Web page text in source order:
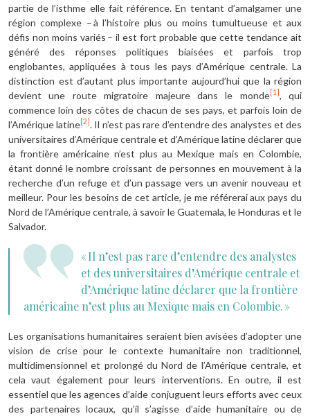
partie de l’isthme elle fait référence. En tentant d’amalgamer une
région complexe – à l’histoire plus ou moins tumultueuse et aux
défis non moins variés – il est fort probable que cette tendance ait
généré des réponses politiques biaisées et parfois trop
englobantes, appliquées à tous les pays d’Amérique centrale. La
distinction est d’autant plus importante aujourd’hui que la région
devient une route migratoire majeure dans le monde [1] , qui
commence loin des côtes de chacun de ses pays, et parfois loin de
l’Amérique latine [2] . Il n’est pas rare d’entendre des analystes et des
universitaires d’Amérique centrale et d’Amérique latine déclarer que
la frontière américaine n’est plus au Mexique mais en Colombie,
étant donné le nombre croissant de personnes en mouvement à la
recherche d’un refuge et d’un passage vers un avenir nouveau et
meilleur. Pour les besoins de cet article, je me référerai aux pays du
Nord de l’Amérique centrale, à savoir le Guatemala, le Honduras et le
Salvador.
« Il n’est pas rare d’entendre des analystes
et des universitaires d’Amérique centrale et
d’Amérique latine déclarer que la frontière
américaine n’est plus au Mexique mais en Colombie. »
Les organisations humanitaires seraient bien avisées d’adopter une
vision de crise pour le contexte humanitaire non traditionnel,
multidimensionnel et prolongé du Nord de l’Amérique centrale, et
cela vaut également pour leurs interventions. En outre, il est
essentiel que les agences d’aide conjuguent leurs efforts avec ceux
des partenaires locaux, qu’il s’agisse d’aide humanitaire ou de